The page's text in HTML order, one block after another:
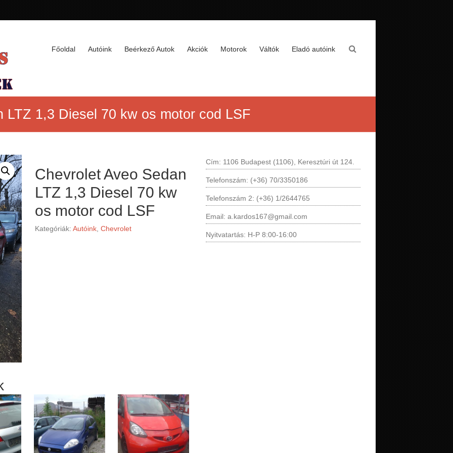
Főoldal Autóink Beérkező Autok Akciók Motorok Váltók Eladó autóink
LTZ 1,3 Diesel 70 kw os motor cod LSF
Chevrolet Aveo Sedan
LTZ 1,3 Diesel 70 kw
os motor cod LSF
Kategóriák: Autóink, Chevrolet
Cím: 1106 Budapest (1106), Keresztúri út 124.
Telefonszám: (+36) 70/3350186
Telefonszám 2: (+36) 1/2644765
Email: a.kardos167@gmail.com
Nyitvatartás: H-P 8:00-16:00